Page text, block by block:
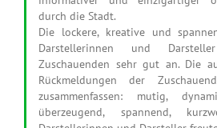
durch die Stadt.
Die lockere, kreative und
Darstellerinnen und
Zuschauenden sehr gut an. Die
Rückmeldungen der
zusammenfassen: mutig,
überzeugend, spannend,